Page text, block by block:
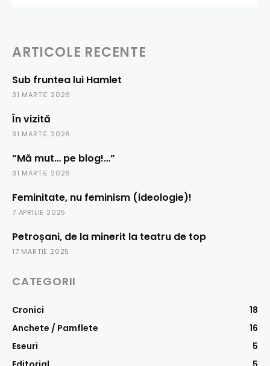
ARTICOLE RECENTE
Sub fruntea lui Hamlet
31 MARTIE 2026
În vizită
31 MARTIE 2026
”Mă mut… pe blog!…”
31 MARTIE 2026
Feminitate, nu feminism (ideologie)!
7 APRILIE 2025
Petroșani, de la minerit la teatru de top
17 MARTIE 2025
CATEGORII
Cronici
18
Anchete / Pamflete
16
Eseuri
5